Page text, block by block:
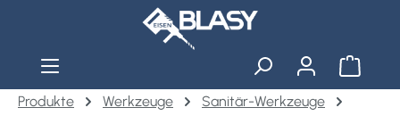
Zum Hauptinhalt springen
Produkte
Werkzeuge
Sanitär-Werkzeuge